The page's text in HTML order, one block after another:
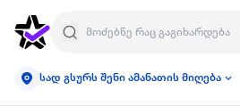
სად გსურს შენი ამანათის მიღება